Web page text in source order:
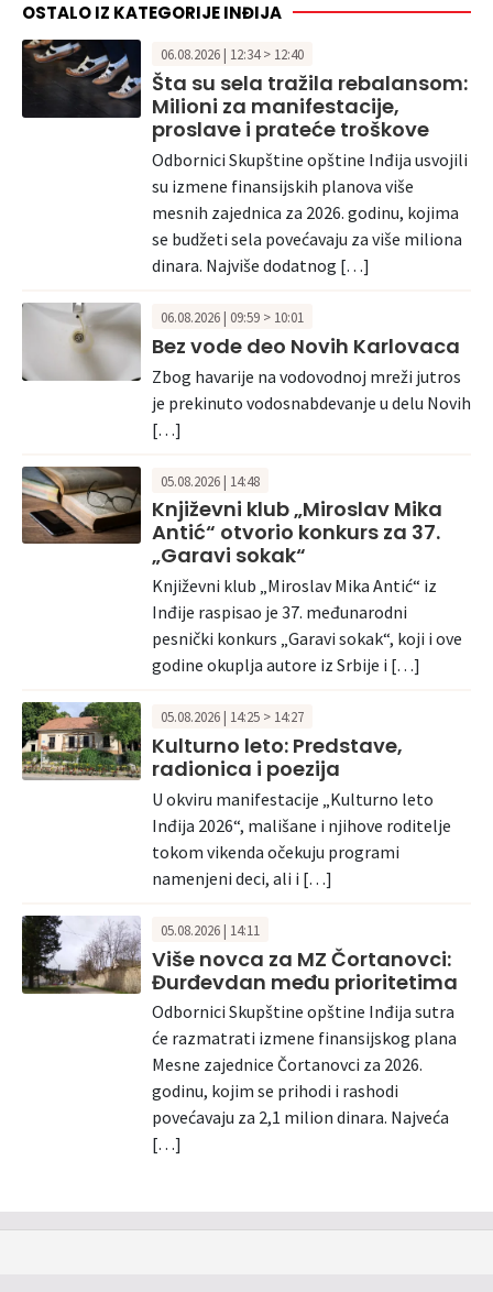
OSTALO IZ KATEGORIJE INĐIJA
06.08.2026 | 12:34 > 12:40
Šta su sela tražila rebalansom:
Milioni za manifestacije,
proslave i prateće troškove
Odbornici Skupštine opštine Inđija usvojili
su izmene finansijskih planova više
mesnih zajednica za 2026. godinu, kojima
se budžeti sela povećavaju za više miliona
dinara. Najviše dodatnog […]
06.08.2026 | 09:59 > 10:01
Bez vode deo Novih Karlovaca
Zbog havarije na vodovodnoj mreži jutros
je prekinuto vodosnabdevanje u delu Novih
[…]
05.08.2026 | 14:48
Književni klub „Miroslav Mika
Antić“ otvorio konkurs za 37.
„Garavi sokak“
Književni klub „Miroslav Mika Antić“ iz
Inđije raspisao je 37. međunarodni
pesnički konkurs „Garavi sokak“, koji i ove
godine okuplja autore iz Srbije i […]
05.08.2026 | 14:25 > 14:27
Kulturno leto: Predstave,
radionica i poezija
U okviru manifestacije „Kulturno leto
Inđija 2026“, mališane i njihove roditelje
tokom vikenda očekuju programi
namenjeni deci, ali i […]
05.08.2026 | 14:11
Više novca za MZ Čortanovci:
Đurđevdan među prioritetima
Odbornici Skupštine opštine Inđija sutra
će razmatrati izmene finansijskog plana
Mesne zajednice Čortanovci za 2026.
godinu, kojim se prihodi i rashodi
povećavaju za 2,1 milion dinara. Najveća
[…]